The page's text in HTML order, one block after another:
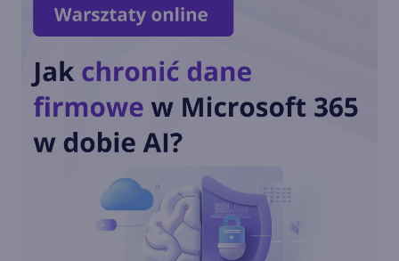
Generatywna AI na co
czwartym laptopie w 2024 r.
Kiedy zdominuje rynek?
Microsoft opatentował
VR